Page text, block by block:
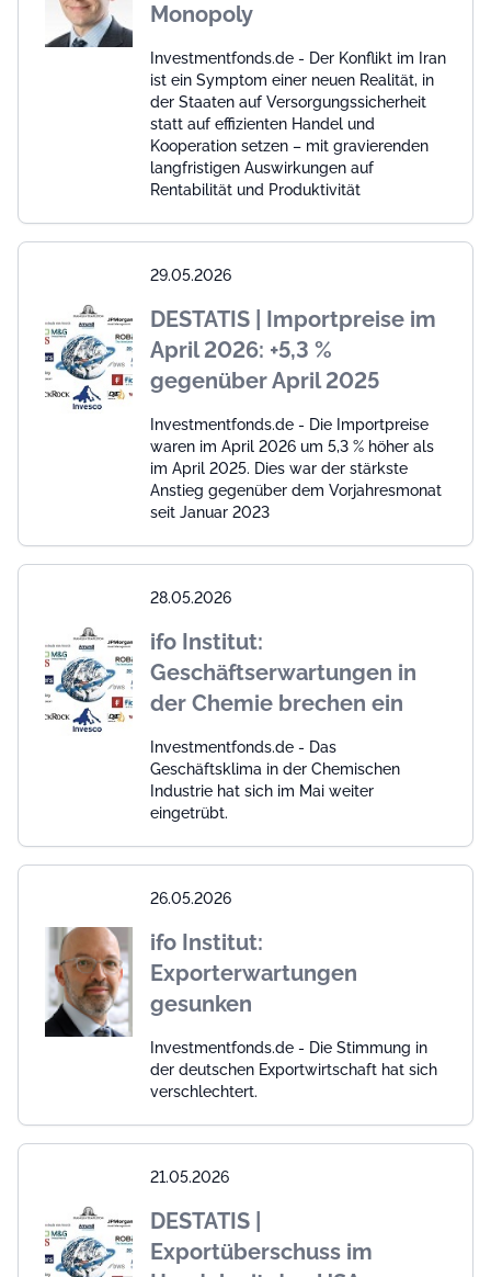
Monopoly
Investmentfonds.de - Der Konflikt im Iran
ist ein Symptom einer neuen Realität, in
der Staaten auf Versorgungssicherheit
statt auf effizienten Handel und
Kooperation setzen – mit gravierenden
langfristigen Auswirkungen auf
Rentabilität und Produktivität
29.05.2026
DESTATIS | Importpreise im
April 2026: +5,3 %
gegenüber April 2025
Investmentfonds.de - Die Importpreise
waren im April 2026 um 5,3 % höher als
im April 2025. Dies war der stärkste
Anstieg gegenüber dem Vorjahresmonat
seit Januar 2023
28.05.2026
ifo Institut:
Geschäftserwartungen in
der Chemie brechen ein
Investmentfonds.de - Das
Geschäftsklima in der Chemischen
Industrie hat sich im Mai weiter
eingetrübt.
26.05.2026
ifo Institut:
Exporterwartungen
gesunken
Investmentfonds.de - Die Stimmung in
der deutschen Exportwirtschaft hat sich
verschlechtert.
21.05.2026
DESTATIS |
Exportüberschuss im